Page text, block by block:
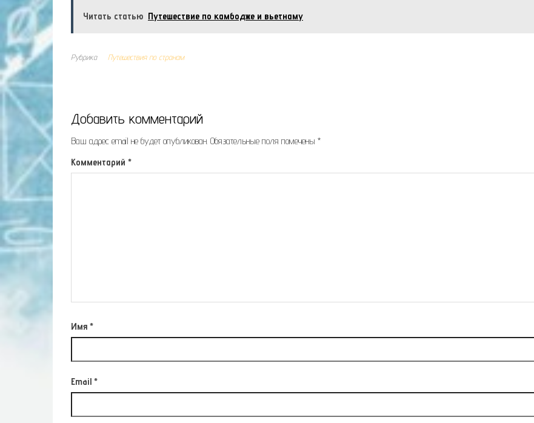
Читать статью Путешествие по камбодже и вьетнаму
Рубрика Путешествия по странам
Добавить комментарий
Ваш адрес email не будет опубликован. Обязательные поля помечены *
Комментарий *
Имя *
Email *